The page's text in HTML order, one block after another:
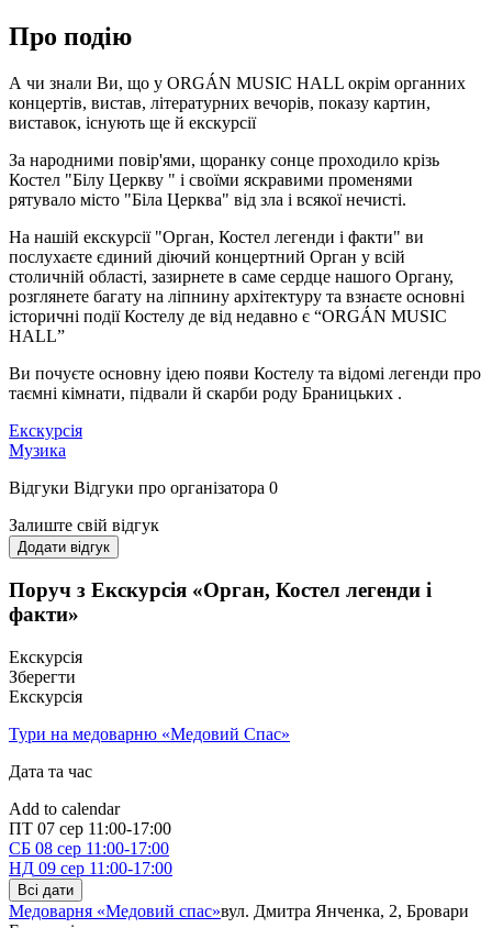
Про подію
А чи знали Ви, що у ORGÁN MUSIC HALL окрім органних
концертів, вистав, літературних вечорів, показу картин,
виставок, існують ще й екскурсії
За народними повір'ями, щоранку сонце проходило крізь
Костел "Білу Церкву " і своїми яскравими променями
рятувало місто "Біла Церква" від зла і всякої нечисті.
На нашій екскурсії "Орган, Костел легенди і факти" ви
послухаєте єдиний діючий концертний Орган у всій
столичній області, зазирнете в саме сердце нашого Органу,
розглянете багату на ліпнину архітектуру та взнаєте основні
історичні події Костелу де від недавно є “ORGÁN MUSIC
HALL”
Ви почуєте основну ідею появи Костелу та відомі легенди про
таємні кімнати, підвали й скарби роду Браницьких .
Екскурсія
Музика
Відгуки Відгуки про організатора 0
Залиште свій відгук
Додати відгук
Поруч з Екскурсія «Орган, Костел легенди і
факти»
Екскурсія
Зберегти
Екскурсія
Тури на медоварню «Медовий Спас»
Дата та час
Add to calendar
ПТ 07 сер 11:00-17:00
СБ 08 сер 11:00-17:00
НД 09 сер 11:00-17:00
Всі дати
Медоварня «Медовий спас»вул. Дмитра Янченка, 2, Бровари